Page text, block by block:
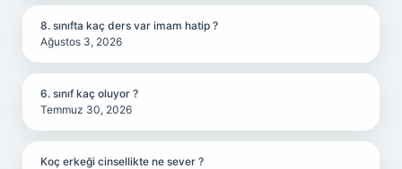
8. sınıfta kaç ders var imam hatip ?
Ağustos 3, 2026
6. sınıf kaç oluyor ?
Temmuz 30, 2026
Koç erkeği cinsellikte ne sever ?